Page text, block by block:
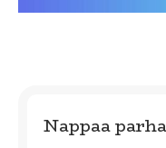
Nappaa